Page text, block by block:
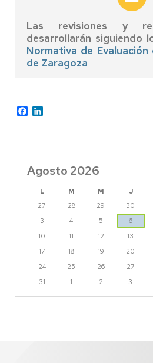
Las revisiones y
desarrollarán siguiendo
Normativa de
de Zaragoza
Facebook
Agosto 2026
L M M J
27
28 29 30
3
4 5 6
10
11 12 13
17
18 19 20
24
25 26 27
31
1 2 3